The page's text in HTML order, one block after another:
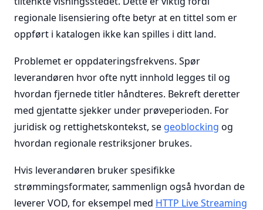
regionale lisensiering ofte betyr at en tittel som er
oppført i katalogen ikke kan spilles i ditt land.
Problemet er oppdateringsfrekvens. Spør
leverandøren hvor ofte nytt innhold legges til og
hvordan fjernede titler håndteres. Bekreft deretter
med gjentatte sjekker under prøveperioden. For
juridisk og rettighetskontekst, se geoblocking og
hvordan regionale restriksjoner brukes.
Hvis leverandøren bruker spesifikke
strømmingsformater, sammenlign også hvordan de
leverer VOD, for eksempel med HTTP Live Streaming